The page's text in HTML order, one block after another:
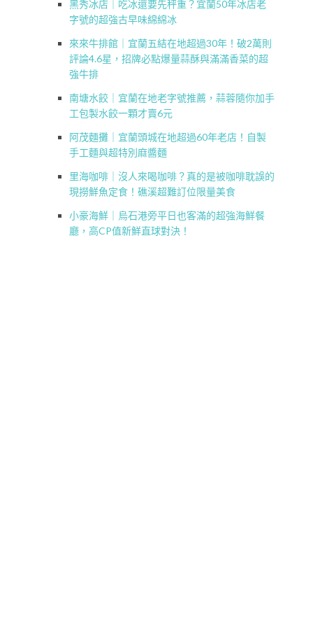
黑秀冰店｜吃冰還要先秤重？宜蘭50年冰店老
字號的超強古早味綿綿冰
來來牛排館｜宜蘭五結在地超過30年！破2萬則
評論4.6星，招牌必點爆量蒜酥與滿滿香菜的超
強牛排
南塘水餃｜宜蘭在地老字號推薦，蒜蓉隨你加手
工包製水餃一顆才賣6元
阿茂麵攤｜宜蘭頭城在地超過60年老店！自製
手工麵與超特別麻醬麵
里海咖啡｜沒人來喝咖啡？真的是被咖啡耽誤的
現撈鮮魚定食！礁溪超難訂位限量美食
小豪海鮮｜烏石港旁平日也客滿的超強海鮮餐
廳，高CP值新鮮直球對決！